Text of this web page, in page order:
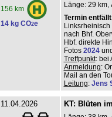
156 km
14 kg CO2e
Länge: 29 km,
Termin
nach Bhf.
Hbf. direkte
Fotos 2024
Treffpunkt: bei
Anmeldung:
Mail an den
Leitung: Jens
11.04.2026 KT: Blüten